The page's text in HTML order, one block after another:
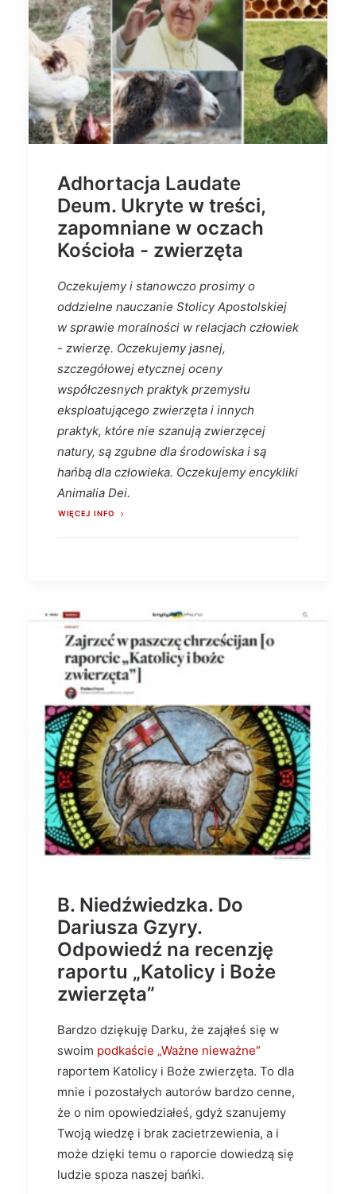
Adhortacja Laudate
Deum. Ukryte w treści,
zapomniane w oczach
Kościoła - zwierzęta
Oczekujemy i stanowczo prosimy o
oddzielne nauczanie Stolicy Apostolskiej
w sprawie moralności w relacjach człowiek
- zwierzę. Oczekujemy jasnej,
szczegółowej etycznej oceny
współczesnych praktyk przemysłu
eksploatującego zwierzęta i innych
praktyk, które nie szanują zwierzęcej
natury, są zgubne dla środowiska i są
hańbą dla człowieka. Oczekujemy encykliki
Animalia Dei.
WIĘCEJ INFO
B. Niedźwiedzka. Do
Dariusza Gzyry.
Odpowiedź na recenzję
raportu „Katolicy i Boże
zwierzęta”
Bardzo dziękuję Darku, że zająłeś się w
swoim podkaście „Ważne nieważne”
raportem Katolicy i Boże zwierzęta. To dla
mnie i pozostałych autorów bardzo cenne,
że o nim opowiedziałeś, gdyż szanujemy
Twoją wiedzę i brak zacietrzewienia, a i
może dzięki temu o raporcie dowiedzą się
ludzie spoza naszej bańki.